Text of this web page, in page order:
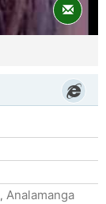
, Analamanga